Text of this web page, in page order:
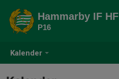
Kalender
Hammarby IF HF
P16